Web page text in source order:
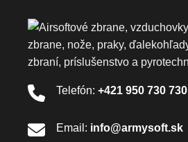
Telefón: +421 950 730 730
Email: info@armysoft.sk